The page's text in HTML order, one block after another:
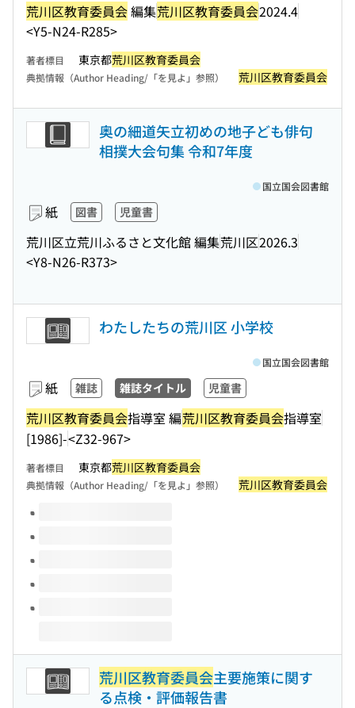
荒川区教育委員会編集荒川区教育委員会2024.4
<Y5-N24-R285>
著者標目 東京都荒川区教育委員会
典拠情報（Author Heading/「を見よ」参照） 荒川区教育委員会
奥の細道矢立初めの地子ども俳句
相撲大会句集 令和7年度
紙 図書 児童書
荒川区立荒川ふるさと文化館 編集荒川区2026.3
<Y8-N26-R373>
国立国会図書館
わたしたちの荒川区 小学校
紙 雑誌 雑誌タイトル 児童書
荒川区教育委員会指導室 編荒川区教育委員会指導室
[1986]-<Z32-967>
国立国会図書館
著者標目 東京都荒川区教育委員会
典拠情報（Author Heading/「を見よ」参照） 荒川区教育委員会
このタイトルの巻号
荒川区教育委員会主要施策に関す
る点検・評価報告書